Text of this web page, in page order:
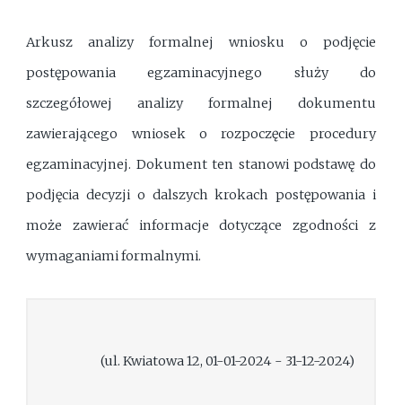
Arkusz analizy formalnej wniosku o podjęcie
postępowania egzaminacyjnego służy do
szczegółowej analizy formalnej dokumentu
zawierającego wniosek o rozpoczęcie procedury
egzaminacyjnej. Dokument ten stanowi podstawę do
podjęcia decyzji o dalszych krokach postępowania i
może zawierać informacje dotyczące zgodności z
wymaganiami formalnymi.
(ul. Kwiatowa 12, 01-01-2024 - 31-12-2024)